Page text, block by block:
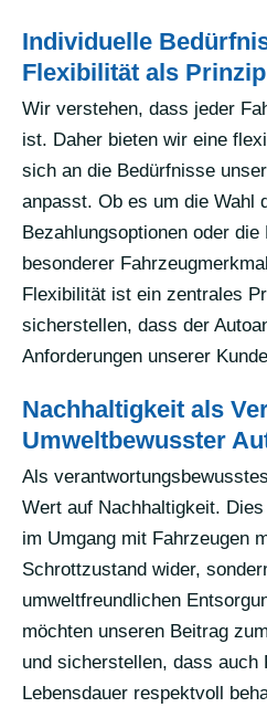
Individuelle
Flexibilität als Prinzip
Wir verstehen, dass jeder
ist. Daher bieten wir eine
sich an die Bedürfnisse
anpasst. Ob es um die Wahl
Bezahlungsoptionen oder
besonderer
Flexibilität ist ein zentrales
sicherstellen, dass der
Anforderungen unserer
Nachhaltigkeit als
Umweltbewusster
Als
Wert auf Nachhaltigkeit.
im Umgang mit Fahrzeugen
Schrottzustand wider,
umweltfreundlichen
möchten unseren Beitrag
und sicherstellen, dass auch
Lebensdauer respektvoll